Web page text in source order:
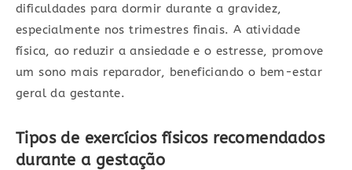
dificuldades para dormir durante a gravidez,
especialmente nos trimestres finais. A atividade
física, ao reduzir a ansiedade e o estresse, promove
um sono mais reparador, beneficiando o bem-estar
geral da gestante.
Tipos de exercícios físicos recomendados
durante a gestação